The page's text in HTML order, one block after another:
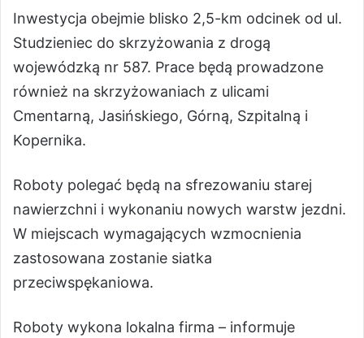
Inwestycja obejmie blisko 2,5-km odcinek od ul.
Studzieniec do skrzyżowania z drogą
wojewódzką nr 587. Prace będą prowadzone
również na skrzyżowaniach z ulicami
Cmentarną, Jasińskiego, Górną, Szpitalną i
Kopernika.
Roboty polegać będą na sfrezowaniu starej
nawierzchni i wykonaniu nowych warstw jezdni.
W miejscach wymagających wzmocnienia
zastosowana zostanie siatka
przeciwspękaniowa.
Roboty wykona lokalna firma – informuje